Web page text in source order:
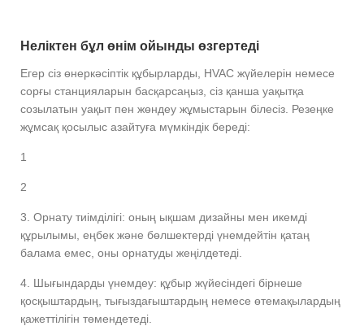
Неліктен бұл өнім ойынды өзгертеді
Егер сіз өнеркәсіптік құбырларды, HVAC жүйелерін немесе
сорғы станцияларын басқарсаңыз, сіз қанша уақытқа
созылатын уақыт пен жөндеу жұмыстарын білесіз. Резеңке
жұмсақ қосылыс азайтуға мүмкіндік береді:
1
2
3. Орнату тиімділігі: оның ықшам дизайны мен икемді
құрылымы, еңбек және бөлшектерді үнемдейтін қатаң
балама емес, оны орнатуды жеңілдетеді.
4. Шығындарды үнемдеу: құбыр жүйесіндегі бірнеше
қосқыштардың, тығыздағыштардың немесе өтемақылардың
қажеттілігін төмендетеді.